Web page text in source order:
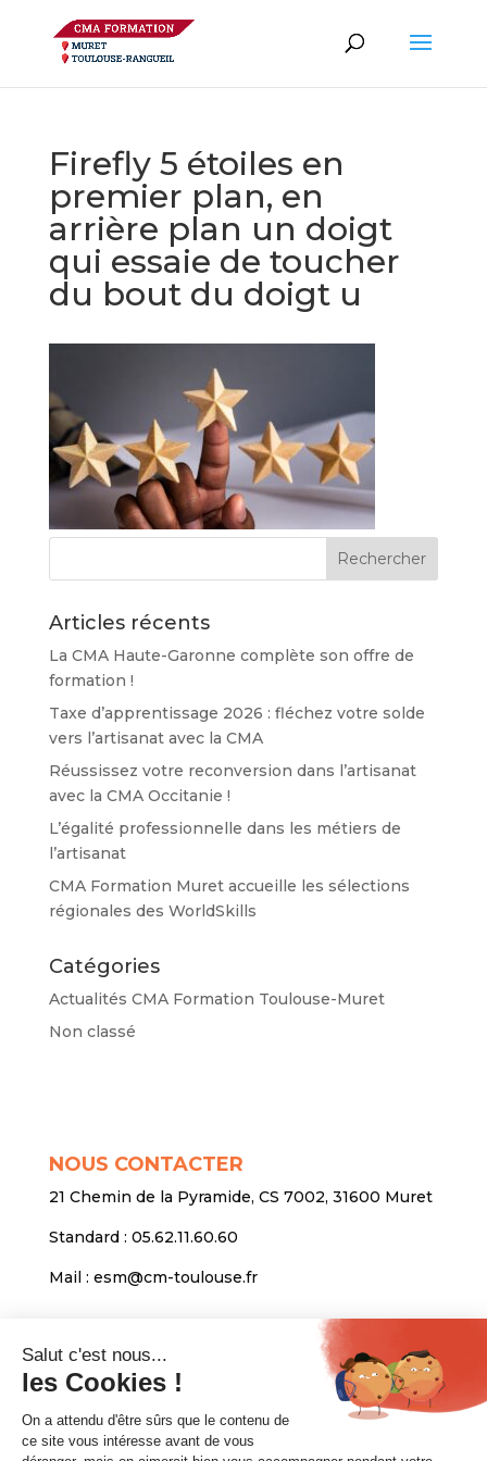
Firefly 5 étoiles en
premier plan, en
arrière plan un doigt
qui essaie de toucher
du bout du doigt u
Articles récents
La CMA Haute-Garonne complète son offre de
formation !
Taxe d’apprentissage 2026 : fléchez votre solde
vers l’artisanat avec la CMA
Réussissez votre reconversion dans l’artisanat
avec la CMA Occitanie !
L’égalité professionnelle dans les métiers de
l’artisanat
CMA Formation Muret accueille les sélections
régionales des WorldSkills
Catégories
Actualités CMA Formation Toulouse-Muret
Non classé
NOUS CONTACTER
21 Chemin de la Pyramide, CS 7002, 31600 Muret
Standard : 05.62.11.60.60
Mail : esm@cm-toulouse.fr
INFORMATIONS
Mentions légales
Protection des données personnelles